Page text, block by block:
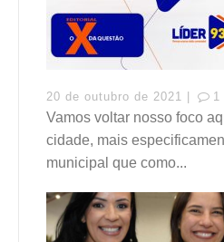
20 de outubro de 2021 | 1
Vamos voltar nosso foco
cidade, mais
municipal que como...